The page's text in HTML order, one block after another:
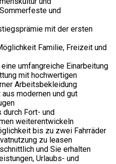
und
mit der ersten
Familie, Freizeit und
umfangreiche Einarbeitung
mit hochwertigen
Arbeitsbekleidung
modernen und gut
Fort- und
weiterentwickeln
bis zu zwei Fahrräder
zu leasen
und Sie erhalten
Urlaubs- und